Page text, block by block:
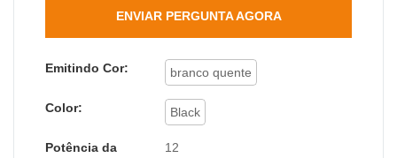
aperfeiçoada pela adoção de tecnologia de
podem ser personalizados para satisfazer as
necessidades exatas dos clientes.
ENVIAR PERGUNTA AGORA
Emitindo Cor: branco quente
Color: Black
Potência da
12